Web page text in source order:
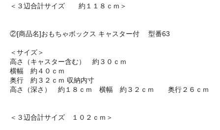
＜３辺合計サイズ 約１１８ｃｍ＞
②[商品名]おもちゃボックス キャスター付 型番63
＜サイズ＞
高さ（キャスター含む） 約３０ｃｍ
横幅 約４０ｃｍ
奥行 約３２ｃｍ 収納内寸
高さ（深さ） 約１８ｃｍ 横幅 約３２ｃｍ 奥行２６ｃｍ
＜３辺合計サイズ １０２ｃｍ＞